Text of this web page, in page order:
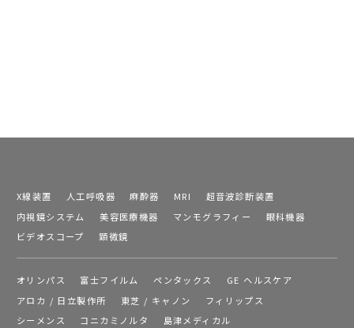
X線装置 人工呼吸器 麻酔器 MRI
超音波診断装置
内視鏡システム
美容医療機器 マンモグラフィー
眼科機器
ビデオスコープ
顕微鏡
オリンパス 富士フイルム ペンタックス
GE ヘルスケア
アロカ / 日立製作所
東芝 / キャノン
フィリップス
シーメンス
コニカミノルタ 島津メディカル